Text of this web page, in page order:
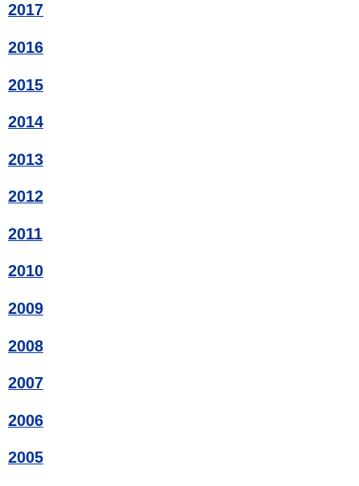
2017
2016
2015
2014
2013
2012
2011
2010
2009
2008
2007
2006
2005